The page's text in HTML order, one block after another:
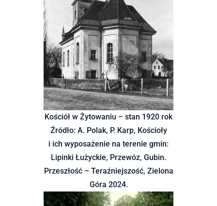
Kościół w Żytowaniu – stan 1920 rok
Źródło: A. Polak, P. Karp, Kościoły
i ich wyposażenie na terenie gmin:
Lipinki Łużyckie, Przewóz, Gubin.
Przeszłość – Teraźniejszość, Zielona
Góra 2024.